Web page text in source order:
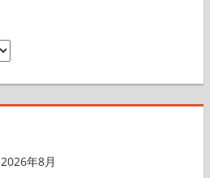
2026年8月